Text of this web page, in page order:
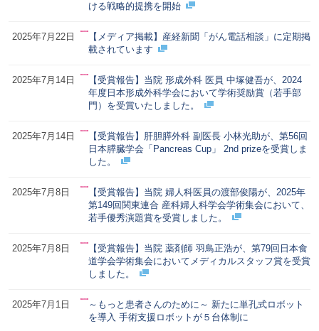
ける戦略的提携を開始
2025年7月22日
【メディア掲載】産経新聞「がん電話相談」に定期掲
載されています
2025年7月14日
【受賞報告】当院 形成外科 医員 中塚健吾が、2024
年度日本形成外科学会において学術奨励賞（若手部
門）を受賞いたしました。
2025年7月14日
【受賞報告】肝胆膵外科 副医長 小林光助が、第56回
日本膵臓学会「Pancreas Cup」 2nd prizeを受賞しま
した。
2025年7月8日
【受賞報告】当院 婦人科医員の渡部俊陽が、2025年
第149回関東連合 産科婦人科学会学術集会において、
若手優秀演題賞を受賞しました。
2025年7月8日
【受賞報告】当院 薬剤師 羽鳥正浩が、第79回日本食
道学会学術集会においてメディカルスタッフ賞を受賞
しました。
2025年7月1日
～もっと患者さんのために～ 新たに単孔式ロボット
を導入 手術支援ロボットが５台体制に